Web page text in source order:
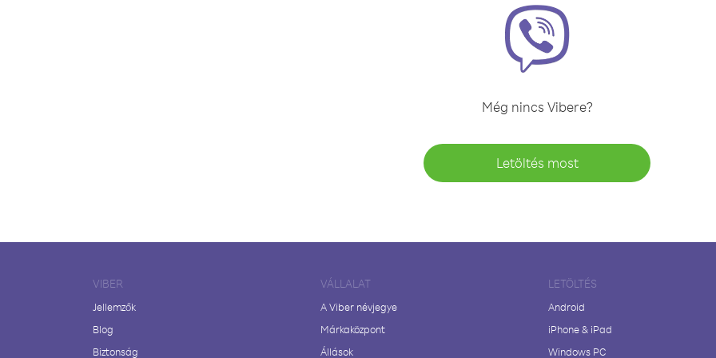
Még nincs Vibere?
Letöltés most
VIBER
Jellemzők
Blog
Biztonság
VÁLLALAT
A Viber névjegye
Márkaközpont
Állások
LETÖLTÉS
Android
iPhone & iPad
Windows PC